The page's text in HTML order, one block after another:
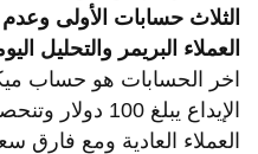
الثلاث حسابات الأولى وعدم
العملاء البريمر والتحليل
اخر الحسابات هو حساب
الإيداع يبلغ
العملاء العادية ومع فارق